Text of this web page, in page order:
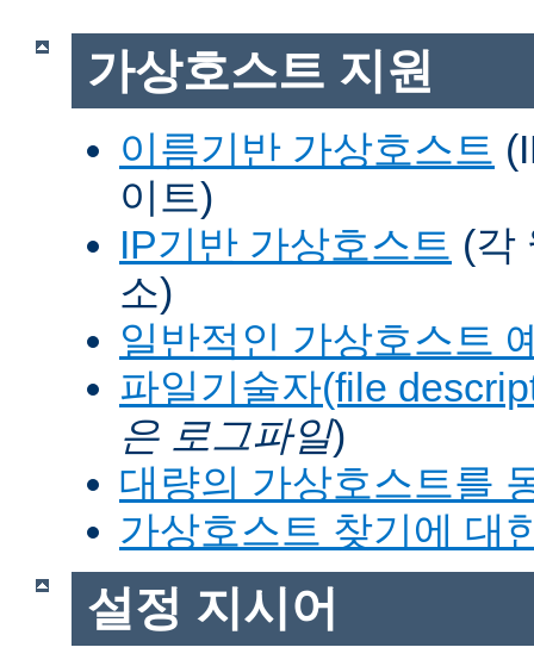
가상호스트 지원
이름기반 가상호스트
이트)
IP기반 가상호스트 (각
소)
일반적인 가상호스트
파일기술자(file
은 로그파일)
대량의 가상호스트를
가상호스트 찾기에 대
설정 지시어